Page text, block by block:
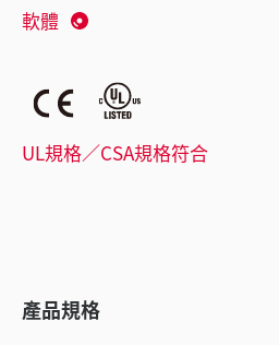
軟體
UL規格／CSA規格符合
產品規格